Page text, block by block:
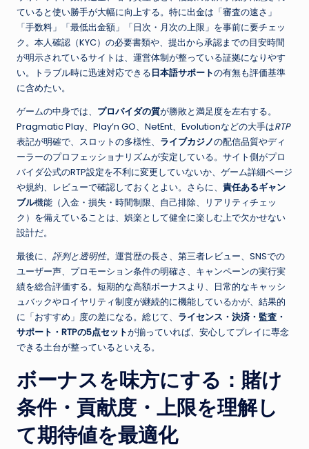
ていると使い勝手が大幅に向上する。特に出金は「審査の速さ」
「手数料」「最低出金額」「日次・月次の上限」を事前に要チェッ
ク。本人確認（KYC）の必要書類や、提出から承認までの目安時間
が明示されているサイトは、運営体制が整っている証拠になりやす
い。トラブル時に迅速対応できる日本語サポートの有無も評価基準
に含めたい。
ゲームの中身では、 プロバイダの質が勝敗と満足度を左右する。
Pragmatic Play、Play’n GO、NetEnt、Evolutionなどの大手はRTP
表記が明確で、スロットの多様性、 ライブカジノの配信品質やディ
ーラーのプロフェッショナリズムが安定している。サイト側がプロ
バイダ公式のRTP設定を不利に変更していないか、ゲーム詳細ページ
や規約、レビューで確認しておくとよい。さらに、 責任あるギャン
ブル機能（入金・損失・時間制限、自己排除、リアリティチェッ
ク）を備えていることは、娯楽として健全に楽しむ上で欠かせない
設計だ。
最後に、 評判と透明性。運営歴の長さ、第三者レビュー、SNSでの
ユーザー声、プロモーション条件の明確さ、キャンペーンの実行実
績を総合評価する。短期的な高額ボーナスより、日常的なキャッシ
ュバックやロイヤリティ制度が継続的に機能しているかが、結果的
に「おすすめ」度の差になる。総じて、 ライセンス・決済・監査・
サポート・RTPの5点セットが揃っていれば、安心してプレイに専念
できる土台が整っているといえる。
ボーナスを味方にする：賭け
条件・貢献度・上限を理解し
て期待値を最適化